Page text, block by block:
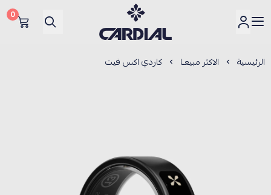
كارديــال
0
الرئيسية الاكثر مبيعـا كاردي اكس فيت